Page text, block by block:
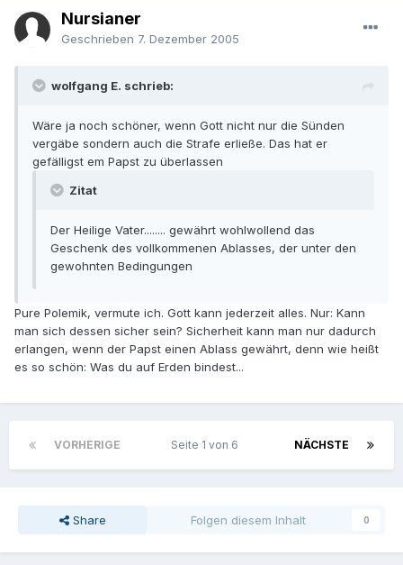
Nursianer
Geschrieben 7. Dezember 2005
wolfgang E. schrieb:
Wäre ja noch schöner, wenn Gott nicht nur die Sünden
vergäbe sondern auch die Strafe erließe. Das hat er
gefälligst em Papst zu überlassen
Zitat
Der Heilige Vater........ gewährt wohlwollend das
Geschenk des vollkommenen Ablasses, der unter den
gewohnten Bedingungen
Pure Polemik, vermute ich. Gott kann jederzeit alles. Nur: Kann
man sich dessen sicher sein? Sicherheit kann man nur dadurch
erlangen, wenn der Papst einen Ablass gewährt, denn wie heißt
es so schön: Was du auf Erden bindest...
VORHERIGE NÄCHSTE
Seite 1 von 6
Share Folgen diesem Inhalt 0